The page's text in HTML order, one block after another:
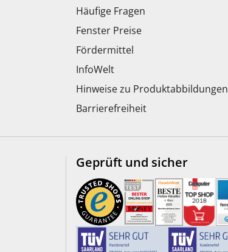
Häufige Fragen
Fenster Preise
Fördermittel
InfoWelt
Hinweise zu Produktabbildungen
Barrierefreiheit
Geprüft und sicher